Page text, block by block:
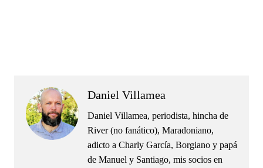
Daniel Villamea
Daniel Villamea, periodista, hincha de
River (no fanático), Maradoniano,
adicto a Charly García, Borgiano y papá
de Manuel y Santiago, mis socios en